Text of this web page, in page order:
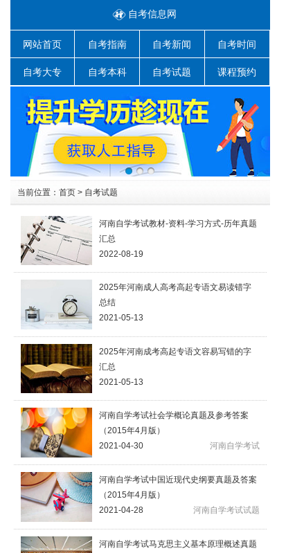
自考信息网
网站首页 自考指南 自考新闻 自考时间
自考大专 自考本科 自考试题 课程预约
当前位置： 首页> 自考试题
河南自学考试教材-资料-学习方式-历年真题
汇总
2022-08-19
2025年河南成人高考高起专语文易读错字
总结
2021-05-13
2025年河南成考高起专语文容易写错的字
汇总
2021-05-13
河南自学考试社会学概论真题及参考答案
（2015年4月版）
2021-04-30
河南自学考试
河南自学考试中国近现代史纲要真题及答案
（2015年4月版）
2021-04-28
河南自学考试试题
河南自学考试马克思主义基本原理概述真题